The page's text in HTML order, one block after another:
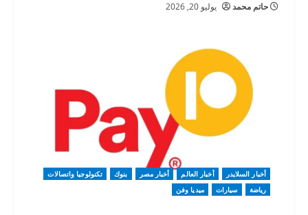
حاتم محمد يوليو 20, 2026
أخبار السلايدر أخبار العالم أخبار مصر بنوك
تكنولوجيا واتصالات
رياضة
سيارات ميديا وفن